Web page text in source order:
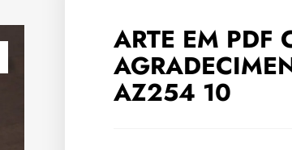
ARTE EM PDF
AZ254 10